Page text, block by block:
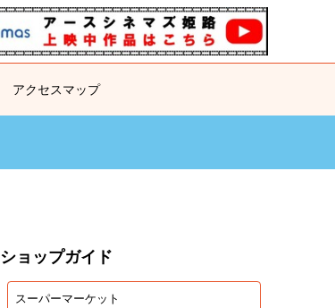
アクセスマップ
ショップガイド
スーパーマーケット